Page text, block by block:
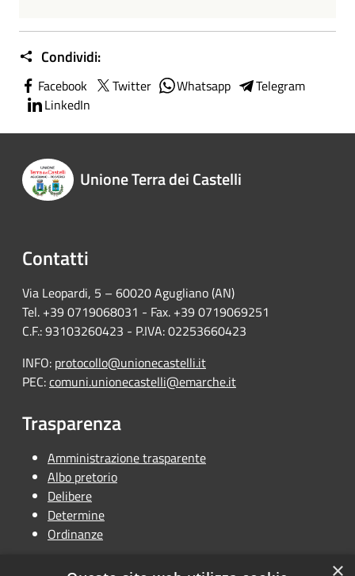
Condividi:
Facebook Twitter Whatsapp
Telegram
LinkedIn
Unione Terra dei Castelli
Contatti
Via Leopardi, 5 – 60020 Agugliano (AN)
Tel. +39 0719068031 - Fax. +39 0719069251
C.F.: 93103260423 - P.IVA: 02253660423
INFO: protocollo@unionecastelli.it
PEC:comuni.unionecastelli@emarche.it
Trasparenza
Amministrazione trasparente
Albo pretorio
Delibere
Determine
Ordinanze
×